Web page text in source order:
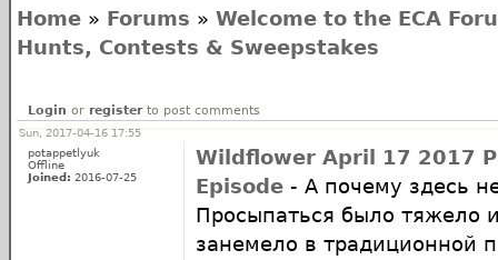
Home » Forums » Welcome to the ECA
Hunts, Contests & Sweepstakes
Login or registerto post comments
Sun, 2017-04-16 17:55
potappetlyuk
Offline
Joined: 2016-07-25
Wildflower April 17 2017
Episode - А почему здесь
Просыпаться было тяжело
занемело в традиционной